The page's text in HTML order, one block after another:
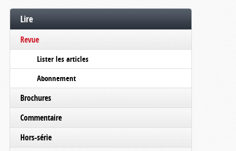
Lire
Revue
Lister les articles
Abonnement
Brochures
Commentaire
Hors-série